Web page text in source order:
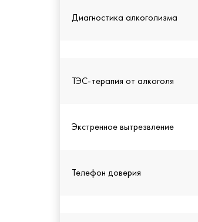
Диагностика алкоголизма
ТЭС-терапия от алкоголя
Экстренное вытрезвление
Телефон доверия